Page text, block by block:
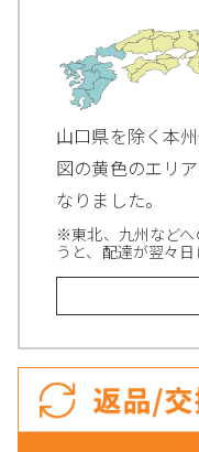
山口県を除く本
図の黄色のエリ
なりました。
※東北、九州など
うと、配達が翌々